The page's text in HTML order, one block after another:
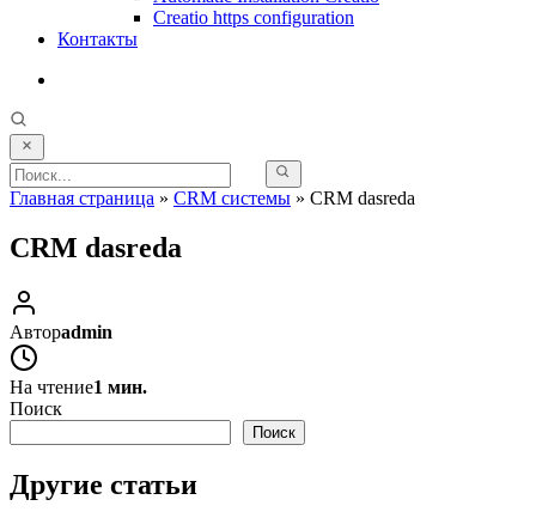
Creatio https configuration
Контакты
Главная страница » CRM системы » CRM dasreda
CRM dasreda
Авторadmin
На чтение1 мин.
Поиск
Поиск
Другие статьи